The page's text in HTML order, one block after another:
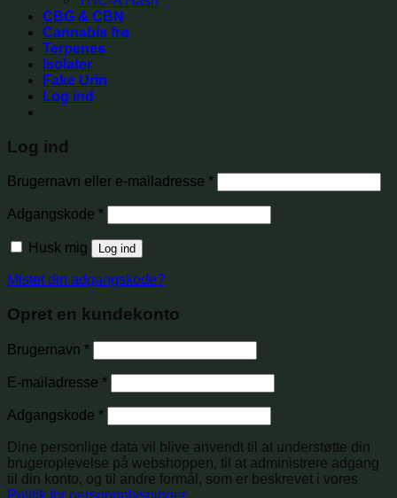
CBG & CBN
Cannabis frø
Terpenes
Isolater
Fake Urin
Log ind
Log ind
Brugernavn eller e-mailadresse *
Adgangskode *
Husk mig Log ind
Mistet din adgangskode?
Opret en kundekonto
Brugernavn *
E-mailadresse *
Adgangskode *
Dine personlige data vil blive anvendt til at understøtte din
brugeroplevelse på webshoppen, til at administrere adgang
til din konto, og til andre formål, som er beskrevet i vores
Politik for personoplysninger.